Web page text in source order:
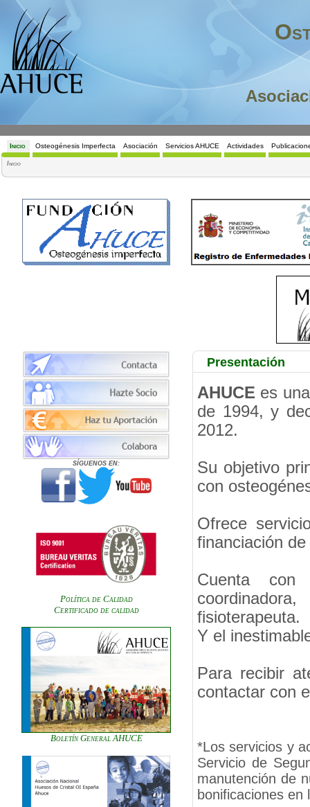
Inicio Osteogénesis Imperfecta Asociación Servicios AHUCE Actividades
Inicio
SÍGUENOS EN:
Política de Calidad
Certificado de calidad
Boletín General AHUCE
Presentación
AHUCE es
de 1994, y
2012.
Su objetivo
con
Ofrece
financiación
Cuenta con
fisioterapeuta.
Y el
Para recibir
contactar con
*Los servicios y
Servicio de
manutención de
bonificaciones en